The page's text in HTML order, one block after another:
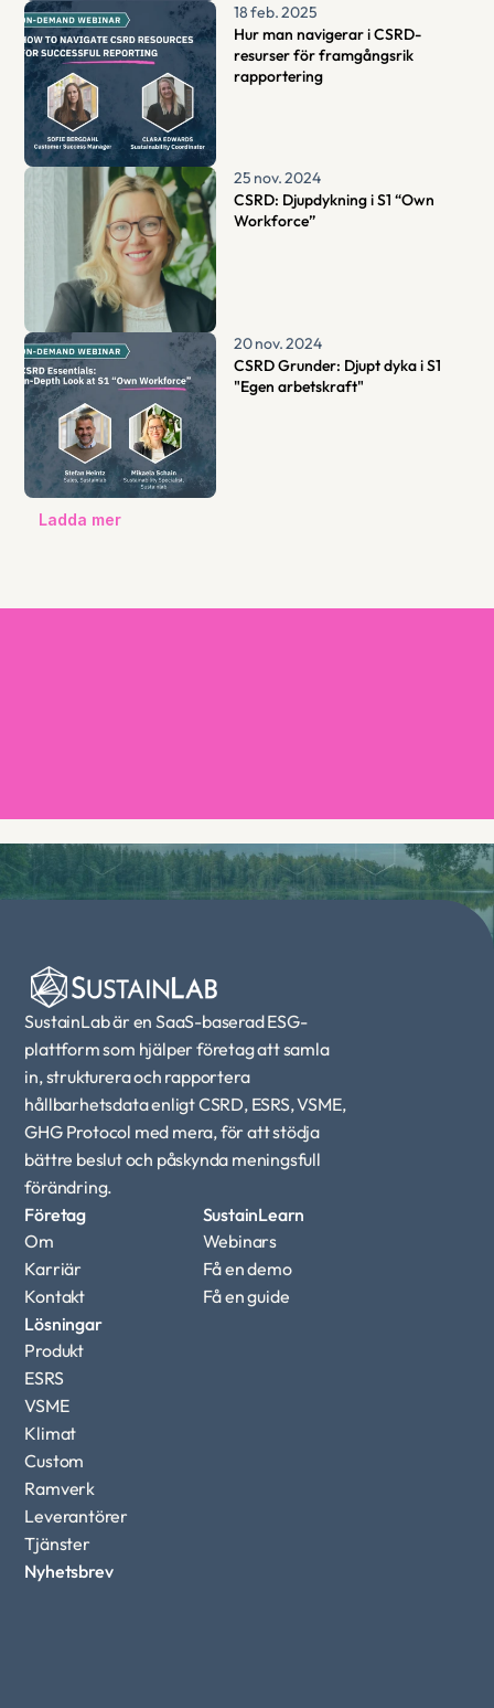
18 feb. 2025
Hur man navigerar i CSRD-
resurser för framgångsrik
rapportering
25 nov. 2024
CSRD: Djupdykning i S1 “Own
Workforce”
20 nov. 2024
CSRD Grunder: Djupt dyka i S1
"Egen arbetskraft"
Ladda mer
Boka en demo
SustainLab är en SaaS-baserad ESG-
plattform som hjälper företag att samla
in, strukturera och rapportera
hållbarhetsdata enligt CSRD, ESRS, VSME,
GHG Protocol med mera, för att stödja
bättre beslut och påskynda meningsfull
förändring.
Företag
Om
Karriär
Kontakt
Lösningar
Produkt
ESRS
VSME
Klimat
Custom
Ramverk
Leverantörer
Tjänster
SustainLearn
Webinars
Få en demo
Få en guide
Nyhetsbrev